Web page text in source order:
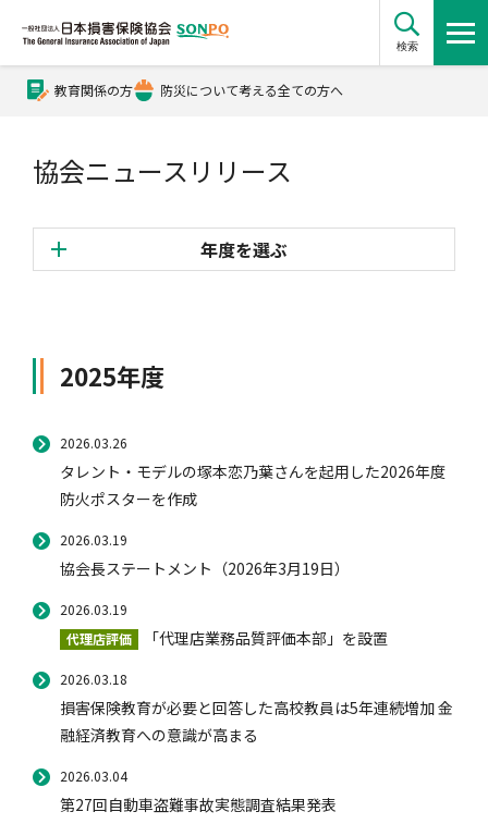
検索
公式Xアカウント
損害保険とは？
損害保険とは？トップ
自賠責保険
自動車保険
火災保険
地震保険
傷害保険
協会の活動・概要
協会の活動・概要トップ
協会の活動
協会概要
業務・財務等に関する資料
規範、方針、指針・基準、ガイドライン等
会員会社情報
会員会社情報トップ
損害保険会社の概況
各社の商品について
お客様の声を受けた取り組み
試験・研修
試験・研修トップ
損害保険代理店について
「損害保険登録鑑定人」認定試験
統計・刊行物・報告書
統計・刊行物・報告書トップ
お知らせ
お知らせトップ
相談・通報等窓口
教育関係の方 防災について考える全ての方へ
協会ニュースリリース
年度を選ぶ
2024年度
2022年度
2021年度
2020年度
2019年度
2018年度
2017年度
2015年度
2025年度
2026.03.26
タレント・モデルの塚本恋乃葉さんを起用した2026年度
防火ポスターを作成
2026.03.19
協会長ステートメント（2026年3月19日）
2026.03.19
代理店評価
「代理店業務品質評価本部」を設置
2026.03.18
損害保険教育が必要と回答した高校教員は5年連続増加 金
融経済教育への意識が高まる
2026.03.04
第27回自動車盗難事故実態調査結果発表